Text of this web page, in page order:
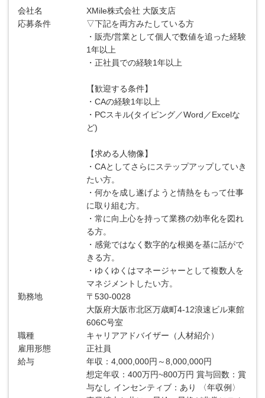
会社名
XMile株式会社 大阪支店
応募条件
▽下記を両方みたしている方
・販売/営業として個人で数値を追った経験
1年以上
・正社員での経験1年以上
【歓迎する条件】
・CAの経験1年以上
・PCスキル(タイピング／Word／Excelな
ど)
【求める人物像】
・CAとしてさらにステップアップしていき
たい方。
・何かを成し遂げようと情熱をもって仕事
に取り組む方。
・常に向上心を持って業務の効率化を図れ
る方。
・感覚ではなく数字的な根拠を基に話がで
きる方。
・ゆくゆくはマネージャーとして複数人を
マネジメントしたい方。
勤務地
〒530-0028
大阪府大阪市北区万歳町4-12浪速ビル東館
606C号室
職種
キャリアアドバイザー（人材紹介）
雇用形態
正社員
給与
年収：4,000,000円～8,000,000円
想定年収：400万円~800万円 賞与回数：賞
与なし インセンティブ：あり 〈年収例〉